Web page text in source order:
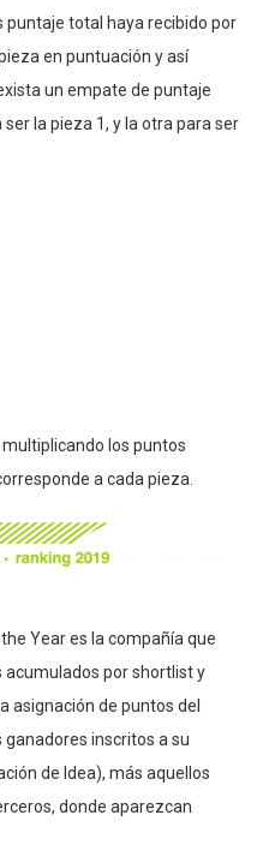
puntaje total haya recibido por
en puntuación y así
un empate de puntaje
la pieza 1, y la otra para ser
los puntos
a cada pieza.
Year es la compañía que
por shortlist y
asignación de puntos del
inscritos a su
de Idea), más aquellos
donde aparezcan